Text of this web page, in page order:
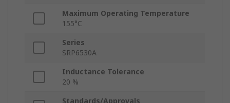
Maximum Operating Temperature
155°C
Series
SRP6530A
Inductance Tolerance
20 %
Standards/Approvals